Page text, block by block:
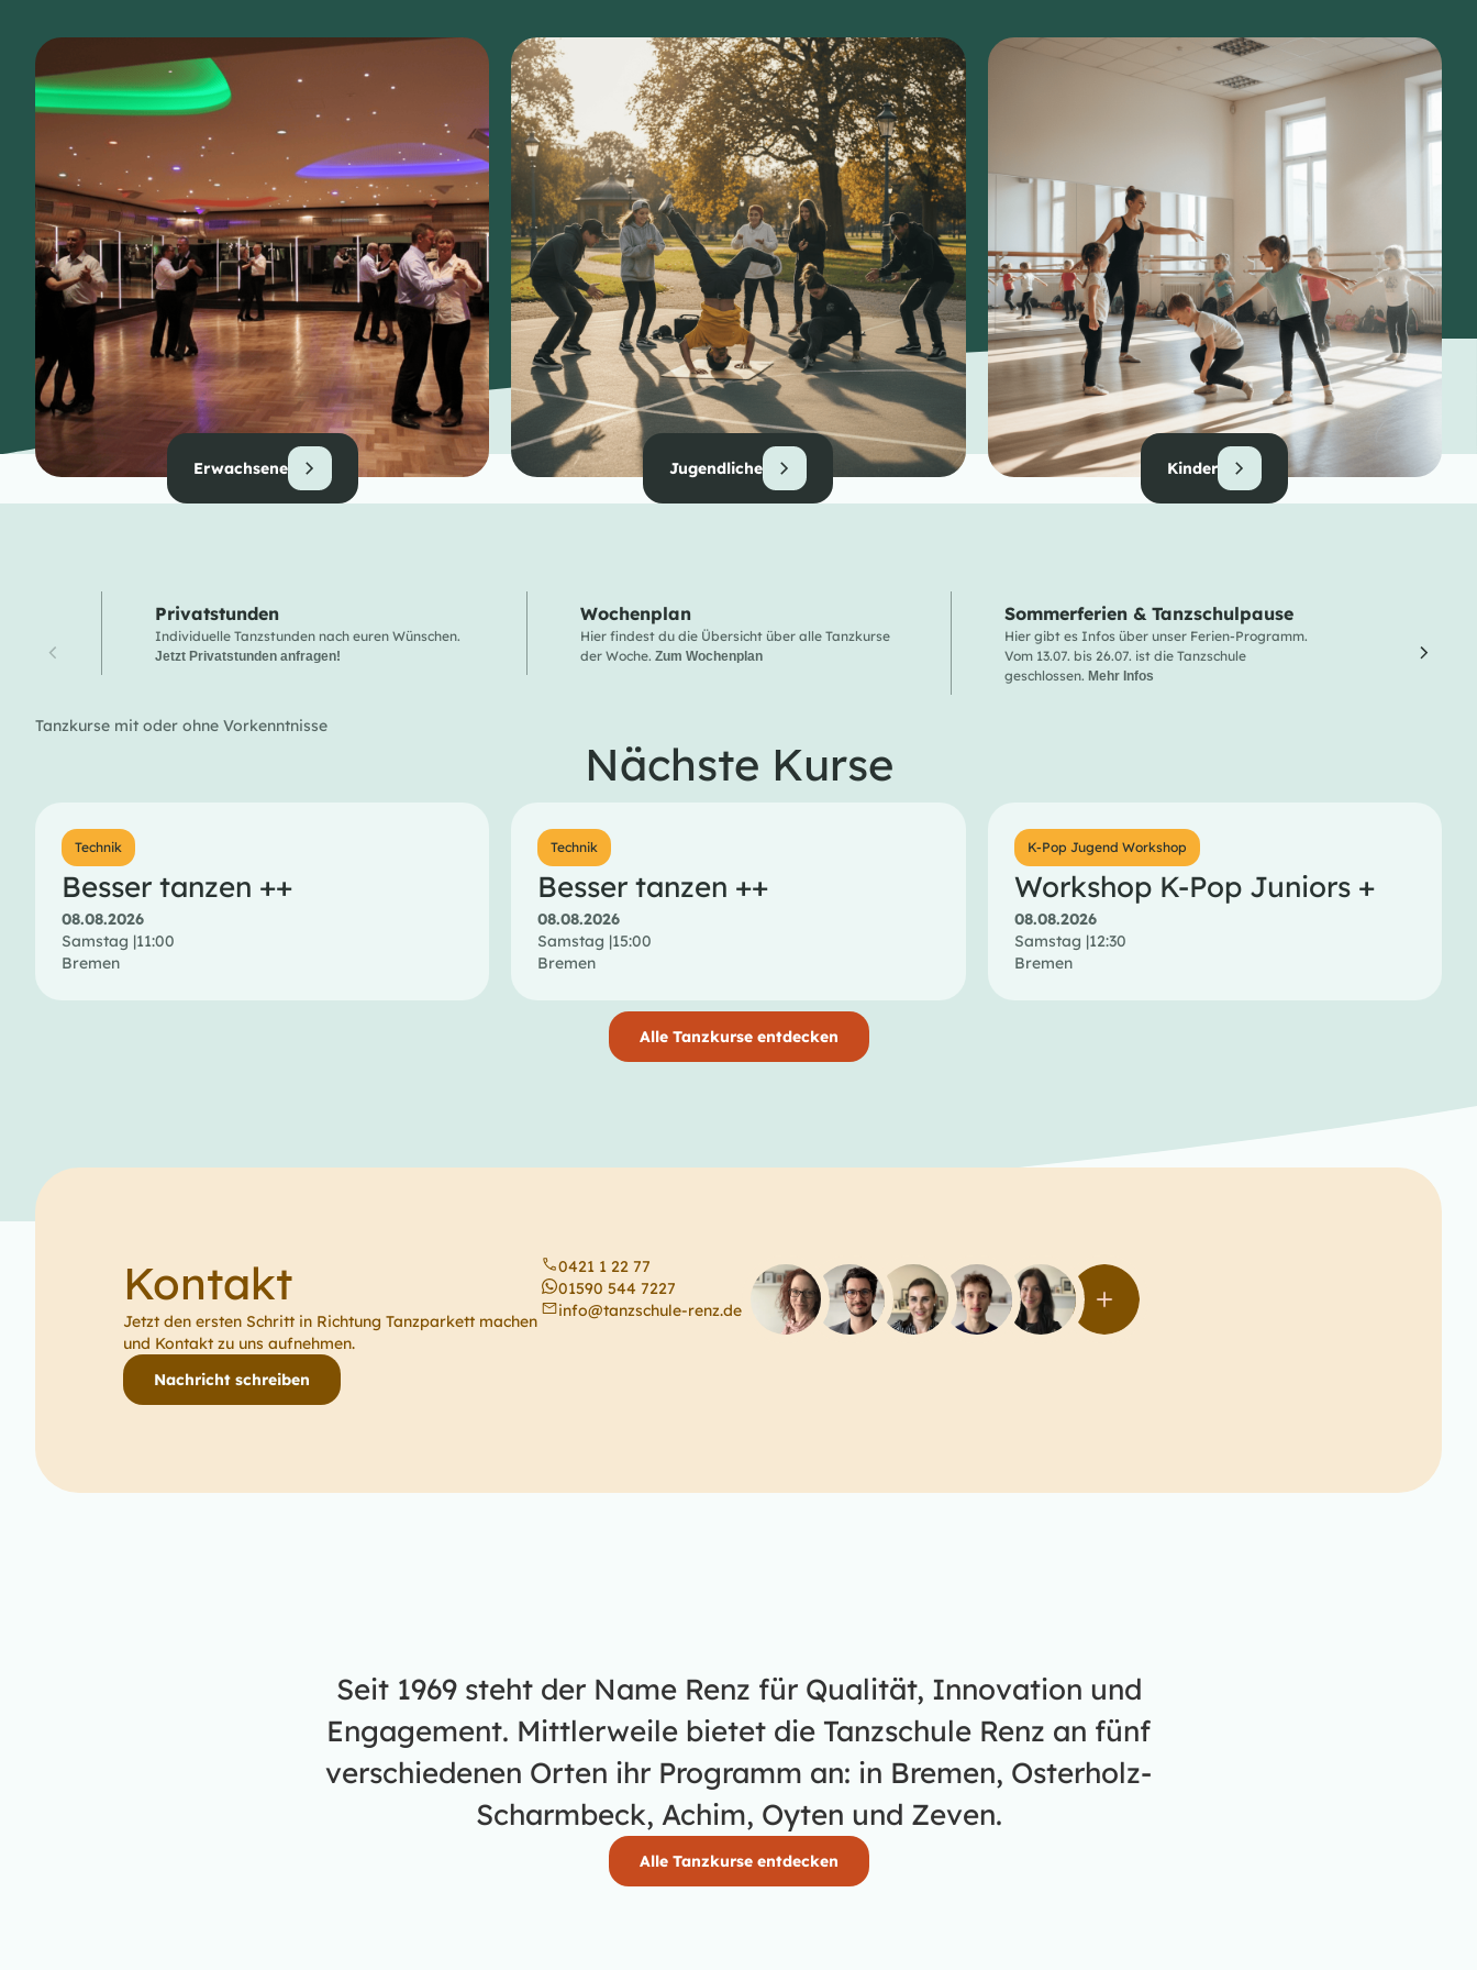
Erwachsene Jugendliche Kinder
Privatstunden
Individuelle Tanzstunden nach euren Wünschen.
Jetzt Privatstunden anfragen!
Wochenplan
Hier findest du die Übersicht über alle Tanzkurse
der Woche. Zum Wochenplan
Sommerferien & Tanzschulpause
Hier gibt es Infos über unser Ferien-Programm.
Vom 13.07. bis 26.07. ist die Tanzschule
geschlossen.Mehr Infos
Tanzkurse mit oder ohne Vorkenntnisse
Nächste Kurse
Technik
Besser tanzen ++
08.08.2026
Samstag |11:00
Bremen
Technik
Besser tanzen ++
08.08.2026
Samstag |15:00
Bremen
K-Pop Jugend Workshop
Workshop K-Pop Juniors +
08.08.2026
Samstag |12:30
Bremen
Alle Tanzkurse entdecken
Kontakt
Jetzt den ersten Schritt in Richtung Tanzparkett machen
und Kontakt zu uns aufnehmen.
Nachricht schreiben
0421 1 22 77
01590 544 7227
info@tanzschule-renz.de
Seit 1969 steht der Name Renz für Qualität, Innovation und
Engagement. Mittlerweile bietet die Tanzschule Renz an fünf
verschiedenen Orten ihr Programm an: in Bremen, Osterholz-
Scharmbeck, Achim, Oyten und Zeven.
Alle Tanzkurse entdecken